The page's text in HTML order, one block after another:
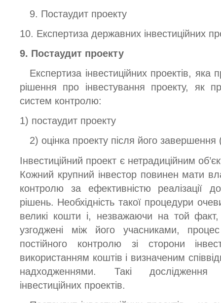
9. Постаудит проекту
10. Експертиза державних інвестиційних
9. Постаудит проекту
Експертиза інвестиційних проектів, яка
рішення про інвестування проекту, як
систем контролю:
1) постаудит проекту
2) оцінка проекту після його
Інвестиційний проект є нетрадиційним
Кожний крупний інвестор повинен мати
контролю за ефективністю реалізації
рішень. Необхідність такої процедури
великі кошти і, незважаючи на той
узгоджені між його учасниками,
постійного контролю зі сторони
використанням коштів і визначеним
надходженнями. Такі дослідження
інвестиційних проектів.